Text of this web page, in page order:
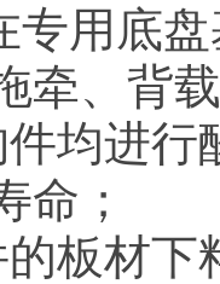
专用底
牵、背
均进
命；
板材